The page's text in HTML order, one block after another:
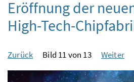
Eröffnung der
High-Tech-
Zurück Bild 11 von 13 Weiter